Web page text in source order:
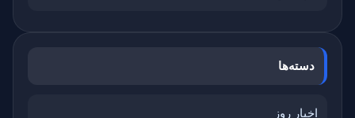
دسته‌ها
اخبار روز